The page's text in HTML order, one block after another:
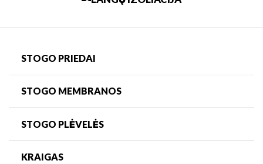
STOGO PRIEDAI
STOGO MEMBRANOS
STOGO PLĖVELĖS
KRAIGAS